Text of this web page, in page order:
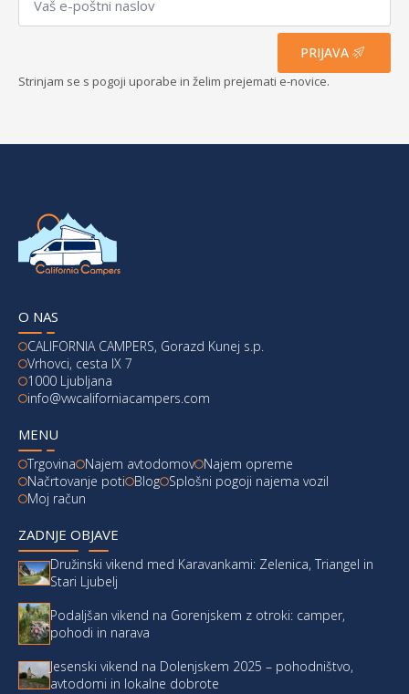
PRIJAVA
Strinjam se s pogoji uporabe in želim prejemati e-novice.
O NAS
CALIFORNIA CAMPERS, Gorazd Kunej s.p.
Vrhovci, cesta IX 7
1000 Ljubljana
info@vwcaliforniacampers.com
MENU
Trgovina Najem avtodomov Najem opreme
Načrtovanje poti
Blog Splošni pogoji najema vozil
Moj račun
ZADNJE OBJAVE
Družinski vikend med Karavankami: Zelenica, Triangel in
Stari Ljubelj
Podaljšan vikend na Gorenjskem z otroki: camper,
pohodi in narava
Jesenski vikend na Dolenjskem 2025 – pohodništvo,
avtodomi in lokalne dobrote